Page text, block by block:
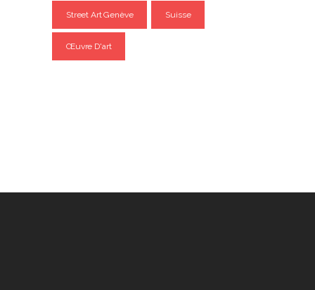
Street Art Genève Suisse
Œuvre D'art